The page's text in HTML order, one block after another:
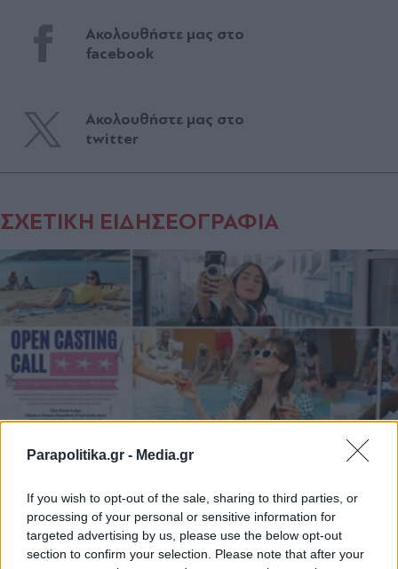
Parapolitika.gr - Media.gr
If you wish to opt-out of the sale, sharing to third parties, or
processing of your personal or sensitive information for
targeted advertising by us, please use the below opt-out
section to confirm your selection. Please note that after your
Ακολουθήστε μας στο
facebook
Ακολουθήστε μας στο
twitter
ΣΧΕΤΙΚΗ ΕΙΔΗΣΕΟΓΡΑΦΙΑ
STORIES 12.05.2026 20:35
ΔΗΜΗΤΡΑ ΤΣΙΠΗ
"Emily in Paris" στη Μύκονο: Η Lily